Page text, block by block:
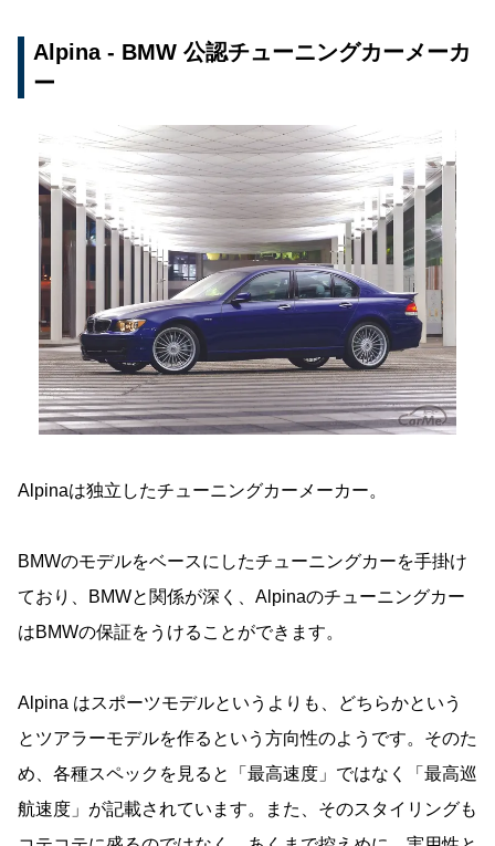
Alpina - BMW 公認チューニングカーメーカ
ー
Alpinaは独立したチューニングカーメーカー。
BMWのモデルをベースにしたチューニングカーを手掛け
ており、BMWと関係が深く、Alpinaのチューニングカー
はBMWの保証をうけることができます。
Alpina はスポーツモデルというよりも、どちらかという
とツアラーモデルを作るという方向性のようです。そのた
め、各種スペックを見ると「最高速度」ではなく「最高巡
航速度」が記載されています。また、そのスタイリングも